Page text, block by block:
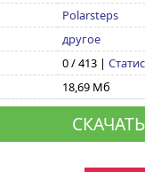
Polarsteps
другое
0 / 413 |
18,69 Мб
СКАЧАТЬ